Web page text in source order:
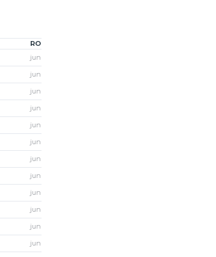
ROZGRYWKI
juniorzy młodsi (u16m)
juniorzy młodsi (u16m)
juniorzy młodsi (u16m)
juniorzy młodsi (u16m)
juniorzy młodsi (u16m)
juniorzy młodsi (u16m)
juniorzy młodsi (u16m)
juniorzy młodsi (u16m)
juniorzy młodsi (u16m)
juniorzy młodsi (u16m)
juniorzy młodsi (u16m)
juniorzy młodsi (u16m)